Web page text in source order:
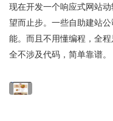
现在开发一个响应式网站
望而止步。一些自助建站
能。而且不用懂编程，全
全不涉及代码，简单靠谱。